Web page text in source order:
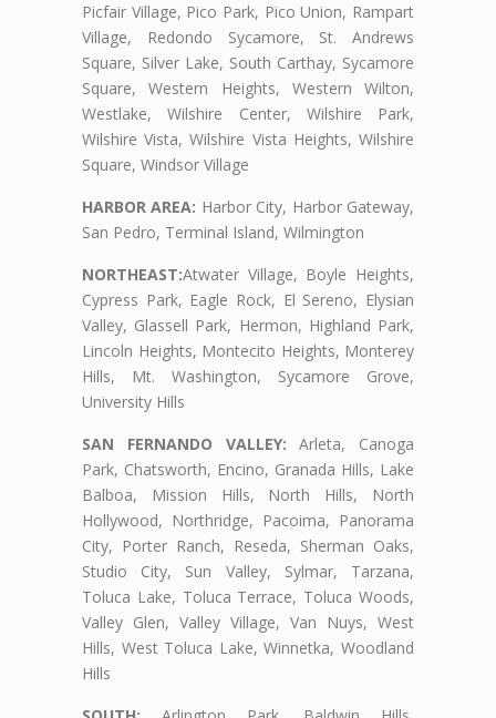
Picfair Village, Pico Park, Pico Union, Rampart
Village, Redondo Sycamore, St. Andrews
Square, Silver Lake, South Carthay, Sycamore
Square, Western Heights, Western Wilton,
Westlake, Wilshire Center, Wilshire Park,
Wilshire Vista, Wilshire Vista Heights, Wilshire
Square, Windsor Village
HARBOR AREA: Harbor City, Harbor Gateway,
San Pedro, Terminal Island, Wilmington
NORTHEAST:Atwater Village, Boyle Heights,
Cypress Park, Eagle Rock, El Sereno, Elysian
Valley, Glassell Park, Hermon, Highland Park,
Lincoln Heights, Montecito Heights, Monterey
Hills, Mt. Washington, Sycamore Grove,
University Hills
SAN FERNANDO VALLEY: Arleta, Canoga
Park, Chatsworth, Encino, Granada Hills, Lake
Balboa, Mission Hills, North Hills, North
Hollywood, Northridge, Pacoima, Panorama
City, Porter Ranch, Reseda, Sherman Oaks,
Studio City, Sun Valley, Sylmar, Tarzana,
Toluca Lake, Toluca Terrace, Toluca Woods,
Valley Glen, Valley Village, Van Nuys, West
Hills, West Toluca Lake, Winnetka, Woodland
Hills